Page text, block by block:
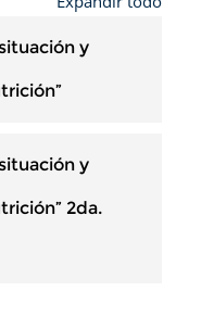
y
y
2da.